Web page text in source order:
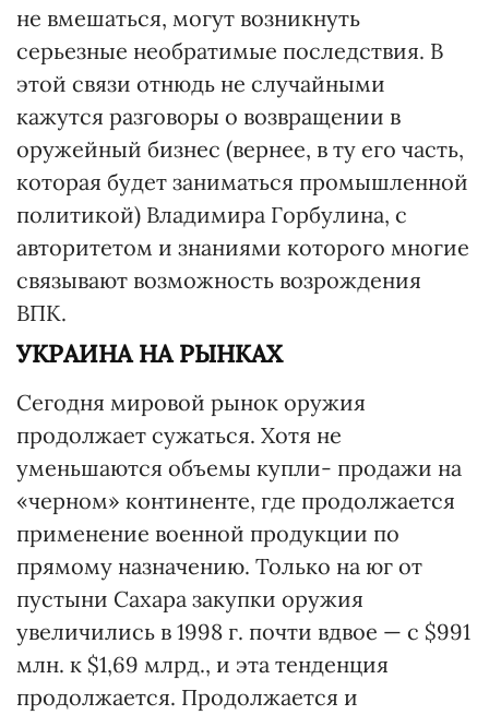
не вмешаться, могут возникнуть
серьезные необратимые последствия. В
этой связи отнюдь не случайными
кажутся разговоры о возвращении в
оружейный бизнес (вернее, в ту его часть,
которая будет заниматься промышленной
политикой) Владимира Горбулина, с
авторитетом и знаниями которого многие
связывают возможность возрождения
ВПК.
УКРАИНА НА РЫНКАХ
Сегодня мировой рынок оружия
продолжает сужаться. Хотя не
уменьшаются объемы купли- продажи на
«черном» континенте, где продолжается
применение военной продукции по
прямому назначению. Только на юг от
пустыни Сахара закупки оружия
увеличились в 1998 г. почти вдвое — с $991
млн. к $1,69 млрд., и эта тенденция
продолжается. Продолжается и